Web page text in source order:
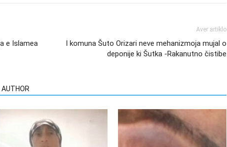
e Islamea
Aver artiklo
I komuna Šuto Orizari neve mehanizmoja mujal o
deponije ki Šutka -Rakanutno čistibe
AUTHOR